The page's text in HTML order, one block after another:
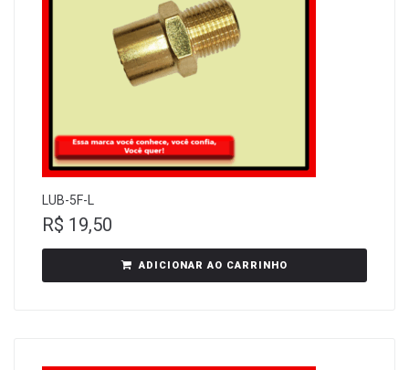
LUB-5F-L
R$ 19,50
ADICIONAR AO CARRINHO